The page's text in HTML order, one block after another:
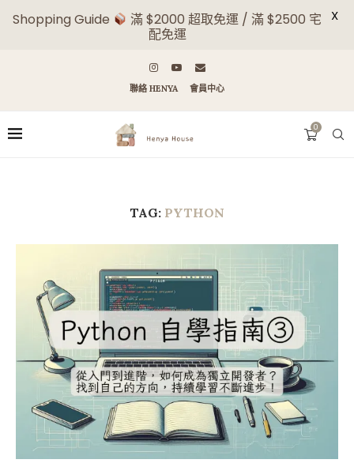
聯絡 HENYA 會員中心
0
TAG: PYTHON
Shopping Guide
滿 $2000 超取免運 / 滿 $2500 宅
配免運
X